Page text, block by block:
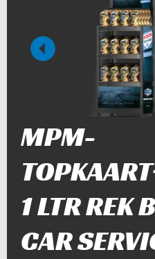
vorige
MPM-
1 LTR REK
CAR